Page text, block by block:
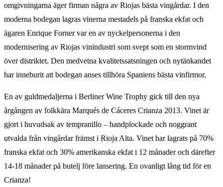
omgivningarna äger firman några av Riojas bästa vingårdar. I den
moderna bodegan lagras vinerna mestadels på franska ekfat och
ägaren Enrique Forner var en av nyckelpersonerna i den
modernisering av Riojas vinindustri som svept som en stormvind
över distriktet. Den medvetna kvalitetssatsningen och nytänkandet
har inneburit att bodegan anses tillhöra Spaniens bästa vinfirmor.
En av guldmedaljerna i Berliner Wine Trophy gick till den nya
årgången av folkkära Marqués de Cáceres Crianza 2013. Vinet är
gjort i huvudsak av tempranillo – handplockade och noggrant
utvalda från vingårdar främst i Rioja Alta. Vinet har lagrats på 70%
franska ekfat och 30% amerikanska ekfat i 12 månader och därefter
14-18 månader på butelj före lansering. En ovanligt lång tid för en
Crianza!